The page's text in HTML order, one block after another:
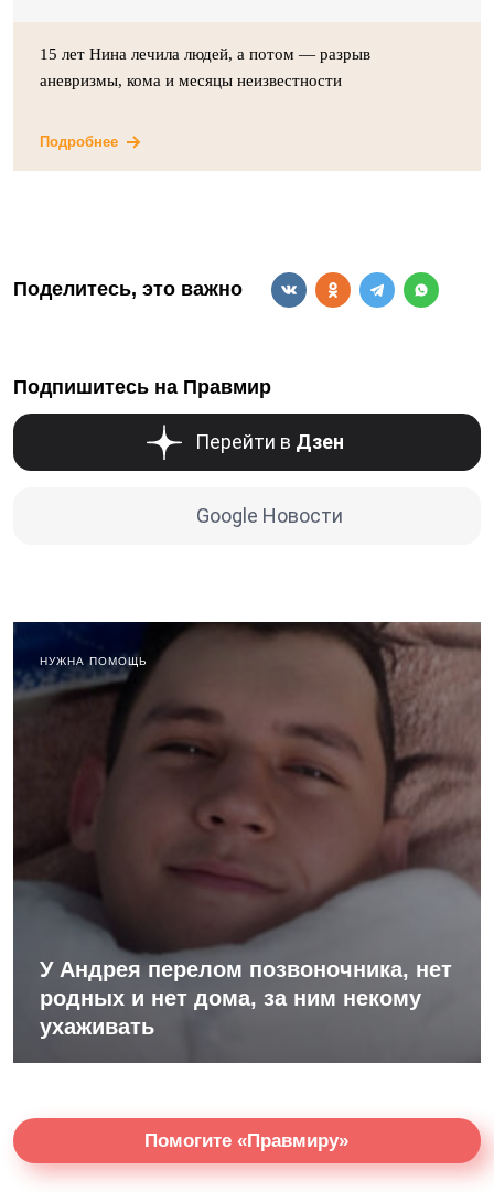
15 лет Нина лечила людей, а потом — разрыв
аневризмы, кома и месяцы неизвестности
Подробнее
Поделитесь, это важно
Подпишитесь на Правмир
Перейти в Дзен
Google Новости
НУЖНА ПОМОЩЬ
У Андрея перелом позвоночника, нет
родных и нет дома, за ним некому
ухаживать
Помогите «Правмиру»